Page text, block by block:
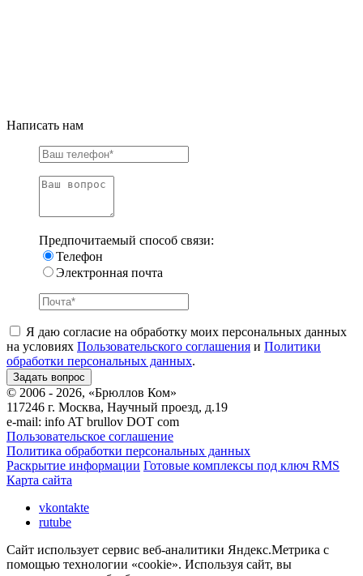
Написать нам
Предпочитаемый способ связи:
Телефон
Электронная почта
Я даю согласие на обработку моих персональных данных
на условиях Пользовательского соглашения и Политики
обработки персональных данных.
© 2006 - 2026, «Брюллов Ком»
117246 г. Москва, Научный проезд, д.19
e-mail: info AT brullov DOT com
Пользовательское соглашение
Политика обработки персональных данных
Раскрытие информации Готовые комплексы под ключ RMS
Карта сайта
vkontakte
rutube
Сайт использует сервис веб-аналитики Яндекс.Метрика с
помощью технологии «cookie». Используя сайт, вы